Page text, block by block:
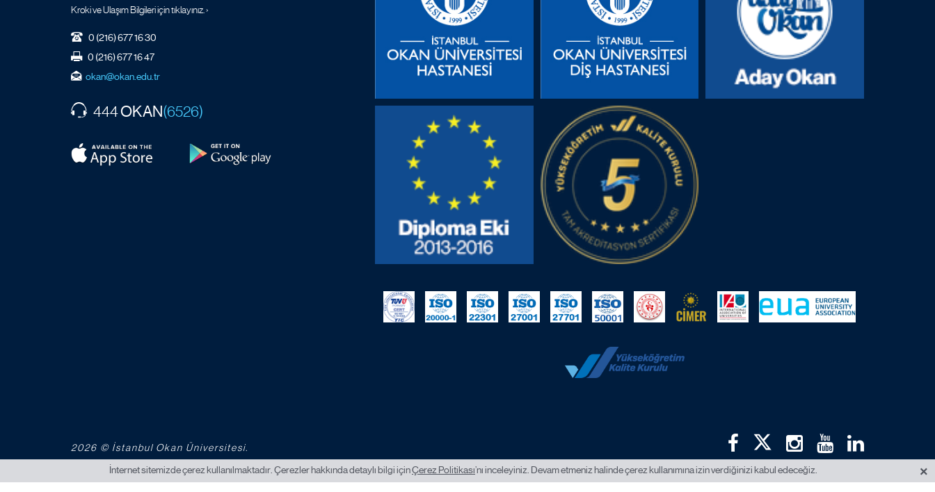
Kroki ve Ulaşım Bilgileri için tıklayınız. ›
0 (216) 677 16 30
0 (216) 677 16 47
okan@okan.edu.tr
444OKAN(6526)
2026 © İstanbul Okan Üniversitesi.
İnternet sitemizde çerez kullanılmaktadır. Çerezler hakkında detaylı bilgi içinÇerez Politikası’nı inceleyiniz. Devam etmeniz halinde çerez kullanımına izin verdiğinizi kabul edeceğiz. ×